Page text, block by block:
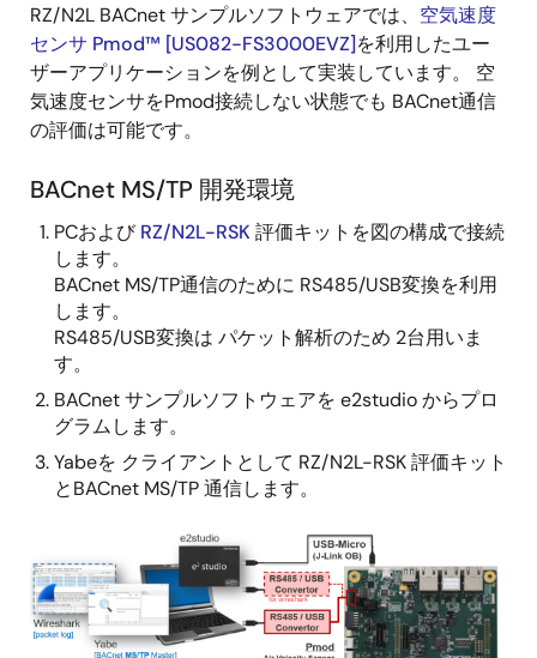
RZ/N2L BACnet サンプルソフトウェアでは、 空気速度
センサ Pmod™ [US082-FS3000EVZ]を利用したユー
ザーアプリケーションを例として実装しています。 空
気速度センサをPmod接続しない状態でも BACnet通信
の評価は可能です。
BACnet MS/TP 開発環境
PCおよびRZ/N2L-RSK 評価キットを図の構成で接続
します。
BACnet MS/TP通信のために RS485/USB変換を利用
します。
RS485/USB変換は パケット解析のため 2台用いま
す。
BACnet サンプルソフトウェアを e2studio からプロ
グラムします。
Yabeを クライアントとして RZ/N2L-RSK 評価キット
とBACnet MS/TP 通信します。
像